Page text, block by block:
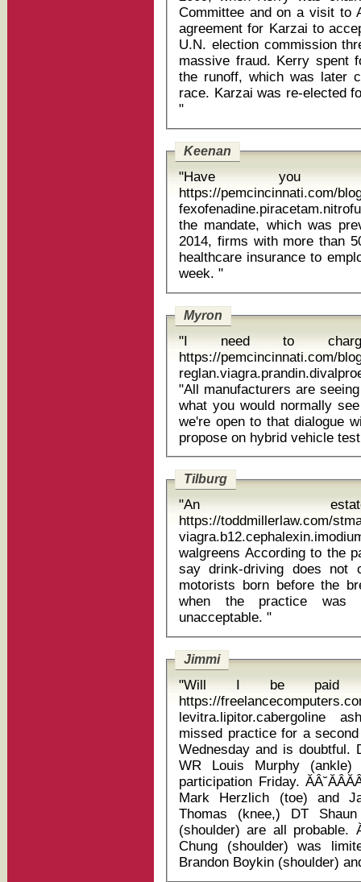
Committee and on a visit to
agreement for Karzai to
U.N. election commission
massive fraud. Kerry spent
the runoff, which was later
race. Karzai was re-elected
"
Keenan
"Have
https://pemcincinnati.com/
the mandate, which was
2014, firms with more than
healthcare insurance to
week. "
Myron
"I need to
https://pemcincinnati.com/
"All manufacturers are
what you would normally
we're open to that dialogue
Tilburg
"An
https://toddmillerlaw.com/
walgreens According to the paper, experts and government officials
say drink-driving does not
motorists born before the
when the practice was
unacceptable. "
Jimmi
"Will I be paid
https://
levitra.lipitor.cabergoline
missed practice for a
Wednesday and is doubtful.
WR Louis Murphy (ankle)
participation Friday.
Mark Herzlich (toe) and
Thomas (knee,) DT
(shoulder) are all probable.
Chung (shoulder) was